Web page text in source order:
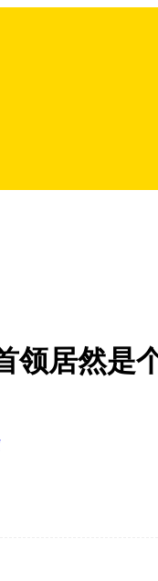
领居然是